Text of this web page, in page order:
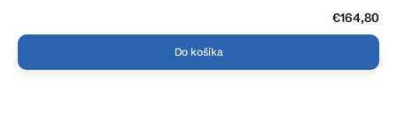
€164,80
Do košíka